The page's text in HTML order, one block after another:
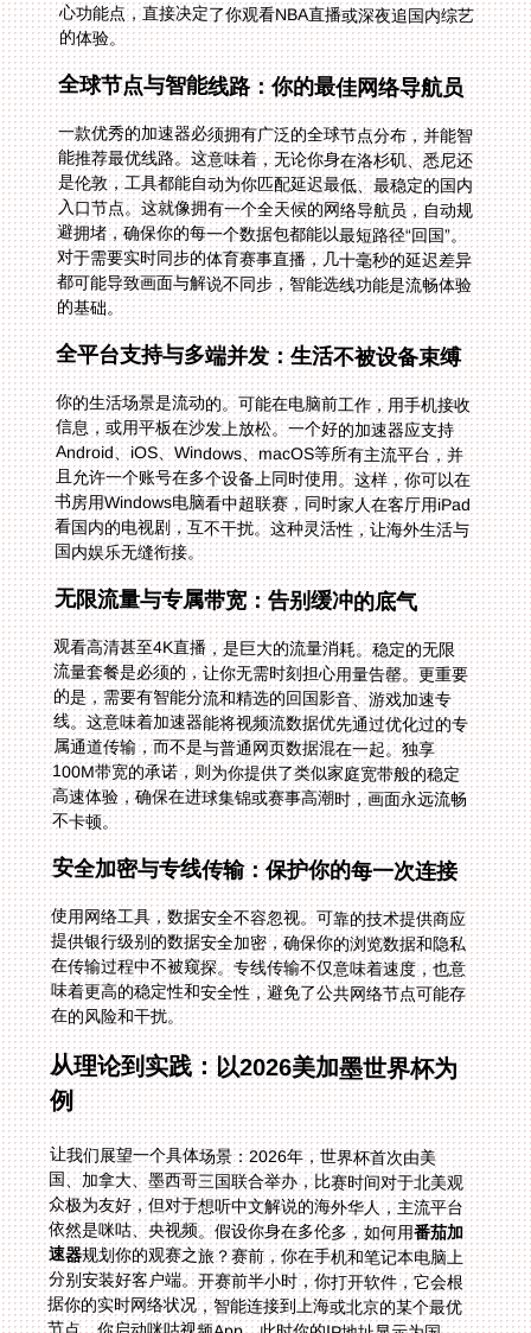
的体验。
全球节点与智能线路：你的最佳网络导航员
一款优秀的加速器必须拥有广泛的全球节点分布，并能智
能推荐最优线路。这意味着，无论你身在洛杉矶、悉尼还
是伦敦，工具都能自动为你匹配延迟最低、最稳定的国内
入口节点。这就像拥有一个全天候的网络导航员，自动规
避拥堵，确保你的每一个数据包都能以最短路径“回国”。
对于需要实时同步的体育赛事直播，几十毫秒的延迟差异
都可能导致画面与解说不同步，智能选线功能是流畅体验
的基础。
全平台支持与多端并发：生活不被设备束缚
你的生活场景是流动的。可能在电脑前工作，用手机接收
信息，或用平板在沙发上放松。一个好的加速器应支持
Android、iOS、Windows、macOS等所有主流平台，并
且允许一个账号在多个设备上同时使用。这样，你可以在
书房用Windows电脑看中超联赛，同时家人在客厅用iPad
看国内的电视剧，互不干扰。这种灵活性，让海外生活与
国内娱乐无缝衔接。
无限流量与专属带宽：告别缓冲的底气
观看高清甚至4K直播，是巨大的流量消耗。稳定的无限
流量套餐是必须的，让你无需时刻担心用量告罄。更重要
的是，需要有智能分流和精选的回国影音、游戏加速专
线。这意味着加速器能将视频流数据优先通过优化过的专
属通道传输，而不是与普通网页数据混在一起。独享
100M带宽的承诺，则为你提供了类似家庭宽带般的稳定
高速体验，确保在进球集锦或赛事高潮时，画面永远流畅
不卡顿。
安全加密与专线传输：保护你的每一次连接
使用网络工具，数据安全不容忽视。可靠的技术提供商应
提供银行级别的数据安全加密，确保你的浏览数据和隐私
在传输过程中不被窥探。专线传输不仅意味着速度，也意
味着更高的稳定性和安全性，避免了公共网络节点可能存
在的风险和干扰。
从理论到实践：以2026美加墨世界杯为
例
让我们展望一个具体场景：2026年，世界杯首次由美
国、加拿大、墨西哥三国联合举办，比赛时间对于北美观
众极为友好，但对于想听中文解说的海外华人，主流平台
依然是咪咕、央视频。假设你身在多伦多，如何用番茄加
速器规划你的观赛之旅？赛前，你在手机和笔记本电脑上
分别安装好客户端。开赛前半小时，你打开软件，它会根
据你的实时网络状况，智能连接到上海或北京的某个最优
节点。你启动咪咕视频App，此时你的IP地址显示为国
内，顺利进入直播页面，选择你熟悉的中文解说频道。整
个过程中，专为影音优化的线路保障了1080P高清画质的
稳定传输，独享带宽让你在球迷疯狂刷弹幕时也能独善其
身。无论小组赛还是决赛，你都能和国内亲友同步欢呼，